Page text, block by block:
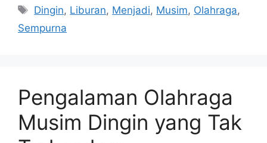
Tags
Dingin, Liburan, Menjadi, Musim, Olahraga,
Sempurna
Pengalaman Olahraga
Musim Dingin yang Tak